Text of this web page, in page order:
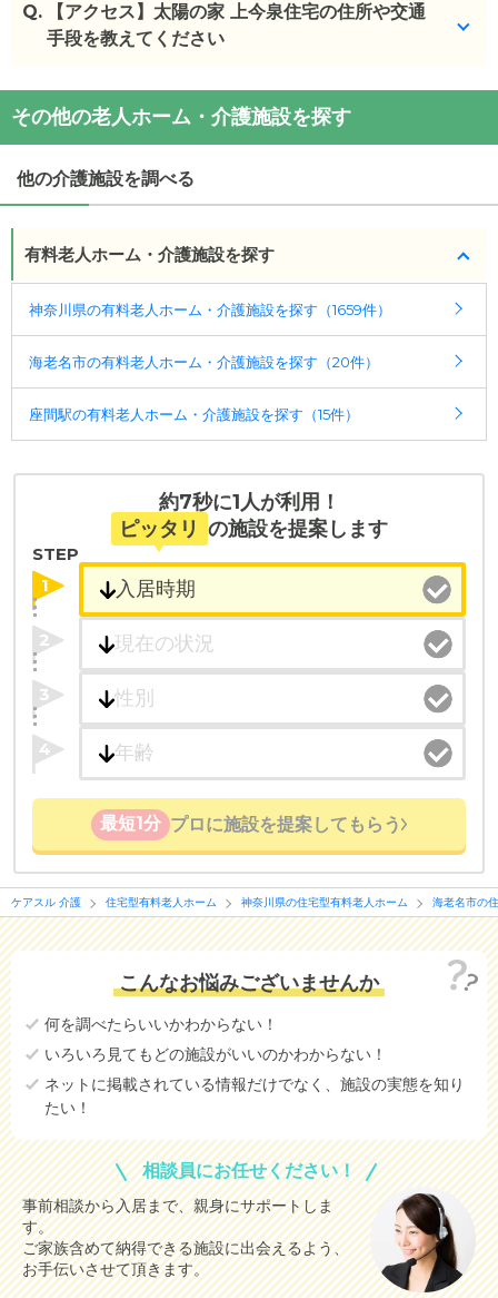
太陽の家 上今泉住宅の入居金・月額料金は次のとお
りです。
・月額費用が11.2〜13.2万円
・要介護度：要介護2、要介護3、要介護4、要介護5
す。詳しくは こちら。
◎ケアスル 介護の3つの特徴
ポート
受付時間：10：00～19：00
・全国10000件の介護施設情報を掲載
幅広い選択肢の中から、条件にあった施設を選ぶ
ことができます。
・こだわりの条件や医療体制から施設を探せる
たとえば「カラオケ」「麻雀」が楽しめる施設、
「夫婦入居可」の施設、「看取り可」の施設など、
医療・看護体制から施設を探すこともできます。
Q.
【アクセス】太陽の家 上今泉住宅の住所や交通
手段を教えてください
太陽の家 上今泉住宅の交通アクセス
・住所：神奈川県海老名市上今泉6-28-1
・最寄り駅：かしわ台駅0.7km座間駅1.5km
太陽の家 上今泉住宅
その他の老人ホーム・介護施設を探す
他の介護施設を調べる
有料老人ホーム・介護施設を探す
神奈川県の有料老人ホーム・介護施設を探す（1659件）
海老名市の有料老人ホーム・介護施設を探す（20件）
座間駅の有料老人ホーム・介護施設を探す（15件）
約7秒に1人が利用！
ピッタリ の施設を提案します
STEP
1
2
3
4
最短1分 プロに施設を提案してもらう
ケアスル 介護 住宅型有料老人ホーム 神奈川県の住宅型有料老人ホーム 海老名市の
こんなお悩みございませんか
何を調べたらいいかわからない！
いろいろ見てもどの施設がいいのかわからない！
ネットに掲載されている情報だけでなく、施設の実態を知り
たい！
相談員にお任せください！
事前相談から入居まで、親身にサポートしま
す。
ご家族含めて納得できる施設に出会えるよう、
お手伝いさせて頂きます。